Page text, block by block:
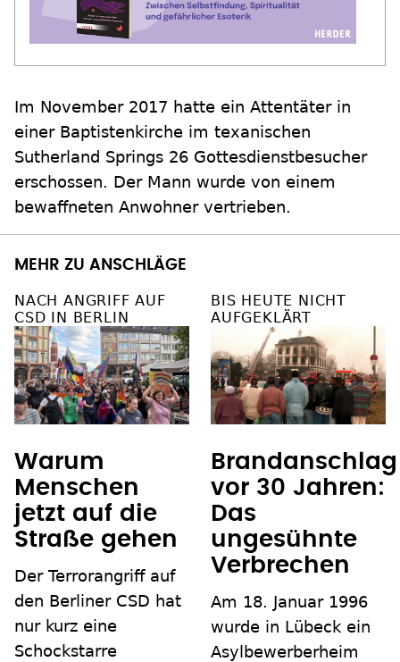
Im November 2017 hatte ein Attentäter in
einer Baptistenkirche im texanischen
Sutherland Springs 26 Gottesdienstbesucher
erschossen. Der Mann wurde von einem
bewaffneten Anwohner vertrieben.
MEHR ZU ANSCHLÄGE
NACH ANGRIFF AUF
CSD IN BERLIN
Warum
Menschen
jetzt auf die
Straße gehen
Der Terrorangriff auf
den Berliner CSD hat
nur kurz eine
Schockstarre
BIS HEUTE NICHT
AUFGEKLÄRT
Brandanschlag
vor 30 Jahren:
Das
ungesühnte
Verbrechen
Am 18. Januar 1996
wurde in Lübeck ein
Asylbewerberheim